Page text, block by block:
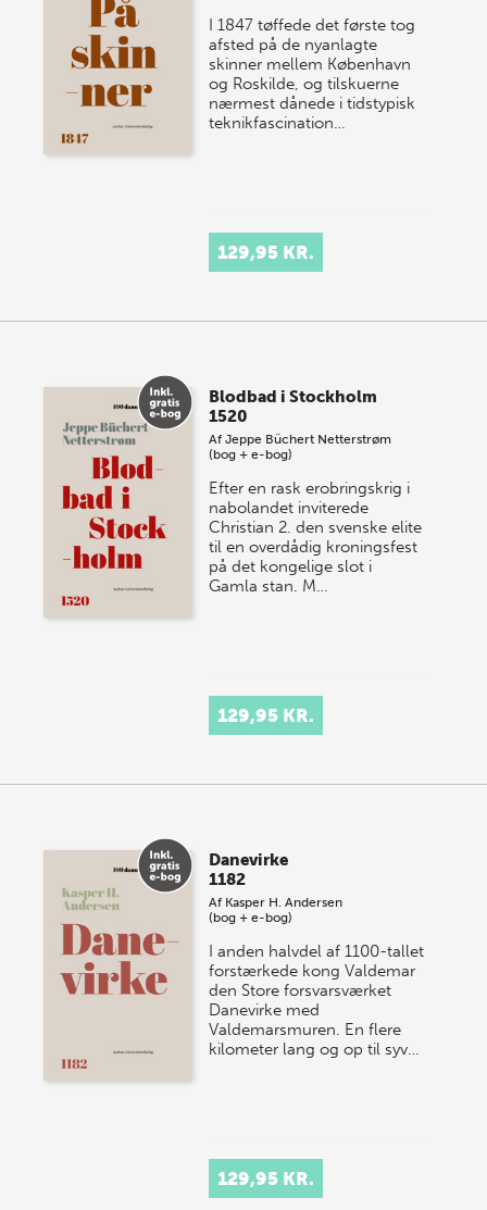
I 1847 tøffede det første tog
afsted på de nyanlagte
skinner mellem København
og Roskilde, og tilskuerne
nærmest dånede i tidstypisk
teknikfascination…
129,95 KR.
Blodbad i Stockholm
1520
AfJeppe Büchert Netterstrøm
(bog + e-bog)
Efter en rask erobringskrig i
nabolandet inviterede
Christian 2. den svenske elite
til en overdådig kroningsfest
på det kongelige slot i
Gamla stan. M…
129,95 KR.
Danevirke
1182
Af Kasper H. Andersen
(bog + e-bog)
I anden halvdel af 1100-tallet
forstærkede kong Valdemar
den Store forsvarsværket
Danevirke med
Valdemarsmuren. En flere
kilometer lang og op til syv…
129,95 KR.